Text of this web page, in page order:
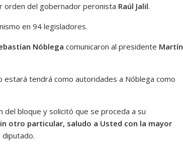
orden del gobernador peronista Raúl Jalil.
en 94 legisladores.
Nóblega comunicaron al presidente Martín
estará tendrá como autoridades a Nóblega como
del bloque y solicitó que se proceda a su
otro particular, saludo a Usted con la mayor
diputado.